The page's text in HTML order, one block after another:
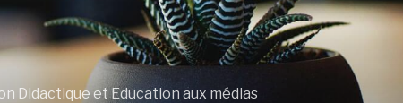
Didactique et Education aux médias